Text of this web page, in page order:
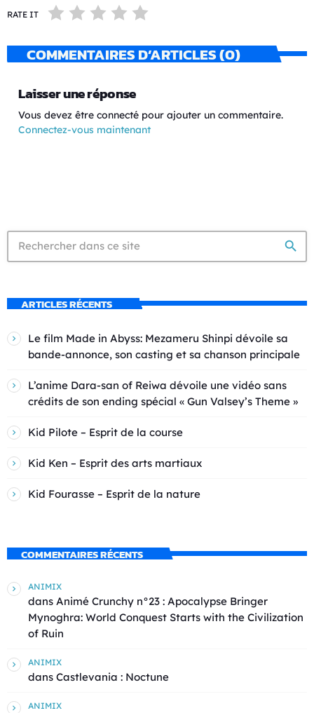
RATE IT
COMMENTAIRES D’ARTICLES (0)
Laisser une réponse
Vous devez être connecté pour ajouter un commentaire.
Connectez-vous maintenant
search
ARTICLES RÉCENTS
Le film Made in Abyss: Mezameru Shinpi dévoile sa
bande-annonce, son casting et sa chanson principale
L’anime Dara-san of Reiwa dévoile une vidéo sans
crédits de son ending spécial « Gun Valsey’s Theme »
Kid Pilote – Esprit de la course
Kid Ken – Esprit des arts martiaux
Kid Fourasse – Esprit de la nature
COMMENTAIRES RÉCENTS
ANIMIX
dans Animé Crunchy n°23 : Apocalypse Bringer
Mynoghra: World Conquest Starts with the Civilization
of Ruin
ANIMIX
dans Castlevania : Noctune
ANIMIX